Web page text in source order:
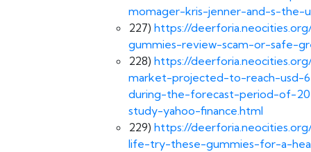
momager-kris-jenner-and-s-the-
227) https://
gummies-review-scam-or-safe-
228) https://
market-projected-to-reach-usd-
during-the-forecast-period-of-
study-yahoo-finance.html
229) https://
life-try-these-gummies-for-a-